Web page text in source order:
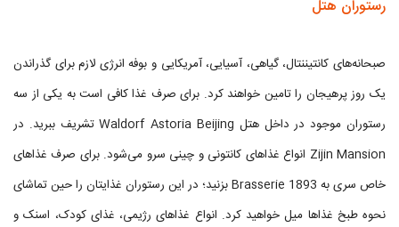
رستوران هتل
صبحانه‌های کانتیننتال، گیاهی، آسیایی، آمریکایی و بوفه انرژی لازم برای گذراندن
یک روز پرهیجان را تامین خواهند کرد. برای صرف غذا کافی است به یکی از سه
رستوران موجود در داخل هتل Waldorf Astoria Beijing تشریف ببرید. در
Zijin Mansion انواع غذاهای کانتونی و چینی سرو می‌شود. برای صرف غذاهای
خاص سری به Brasserie 1893 بزنید؛ در این رستوران غذایتان را حین تماشای
نحوه طبخ غذاها میل خواهید کرد. انواع غذاهای رژیمی، غذای کودک، اسنک و